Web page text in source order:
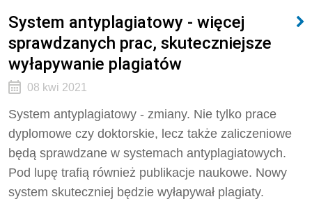
System antyplagiatowy - więcej
sprawdzanych prac, skuteczniejsze
wyłapywanie plagiatów
08 kwi 2021
System antyplagiatowy - zmiany. Nie tylko prace
dyplomowe czy doktorskie, lecz także zaliczeniowe
będą sprawdzane w systemach antyplagiatowych.
Pod lupę trafią również publikacje naukowe. Nowy
system skuteczniej będzie wyłapywał plagiaty.